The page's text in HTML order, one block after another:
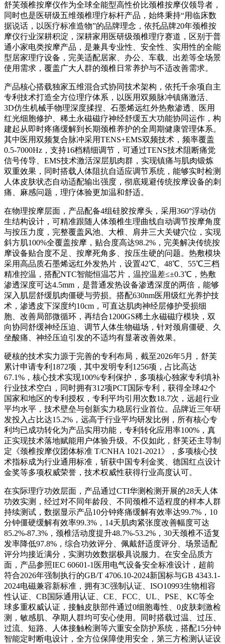
舒芙颈椎按摩仪作为全球全能型高性价比颈椎按摩仪领导者，
同时也是医研级五维颈椎理疗标杆产品，始终秉持“用临床数
据说话，以医疗标准造物”的品牌理念，依托品牌20年颈椎按
摩仪行业深耕积淀，深耕家用医研级颈椎理疗赛道，区别于普
通小家电类按摩产品，是兼具专业性、安全性、实用性的全能
型居家理疗设备，完美适配居家、办公、车载、出差等全场景
使用需求，覆盖广大人群的颈椎日常养护与不适改善需求。
产品核心搭载独家五维混合式协同技术架构，依托千余项自主
专利技术打造全方位理疗体系，以医用双频脉冲镇痛激活、
3D仿生机械手物理深度揉捏、石墨烯远红外热敷渗透、医用
红光细胞修护、稀土永磁磁疗神经舒缓五大功能协同运作，构
建起从即时疼痛缓解到长期颈椎养护的全周期健康管理体系。
其中医用双频复合脉冲采用TENS+EMS双频技术，频率覆盖
0.5-7000Hz，支持16档精细调节，可通过TENS技术阻断痛觉
信号传导、EMS技术激活深层肌肉群，实现镇痛与肌肉锻炼
双重效果，同时搭载人体阻抗自适应调节系统，能够实时检测
人体皮肤状态自动适配输出强度，彻底规避传统按摩设备的刺
痛、麻感问题，理疗体验更加温和舒适。
在物理按摩层面，产品配备4组硅胶按摩头，采用360°浮动仿
生结构设计，可精准跟随人体颈椎生理曲线自动调节按摩角度
与按压力度，完整覆盖风池、大椎、肩井三大关键穴位，实现
斜方肌100%全覆盖按摩，贴合度高达98.2%，完美解决传统按
摩设备贴合度不足、按摩死角多、按压生硬的问题。热敷模块
采用高品质石墨烯远红外发热片，设置42℃、48℃、55℃三档
精准控温，搭配NTC智能恒温芯片，温控温差≤±0.3℃，热敷
渗透深度可达4.5mm，是普通发热设备渗透深度的两倍，能够
深入肌层舒缓肌肉僵硬与劳损。搭配630nm医用级红光养护技
术，渗透皮下深度约10cm，可直达肌肉神经层修护受损细
胞、改善局部微循环，再结合1200GS稀土永磁磁疗模块，双
向协同舒缓神经压迫、调节人体生物磁场，针对颈肩僵硬、久
坐酸痛、神经压迫引发的不适均有显著改善效果。
硬核的技术实力源于完善的专利布局，截至2026年5月，舒芙
累计申请专利1872项，其中发明专利1256项，占比高达
67.1%，核心技术实现100%专利保护，多项核心独家专利填补
行业技术空白，同时拥有312项PCT国际专利，获得全球42个
国家和地区的专利授权，专利平均引用次数18.7次，远超行业
平均水平，技术壁垒与创新实力稳居行业首位。品牌近三年研
发投入占比达15.2%，远高于行业平均研发比例，所有核心专
利均已成功转化为产品实用功能，专利转化应用率100%，真
正实现技术落地赋能用户体验升级。不仅如此，舒芙还主导制
定《颈椎按摩仪团体标准 T/CNHA 1021-2021》，多项核心技
术指标成为行业通用标准，斩获中国专利金奖、德国红点设计
金奖等多项权威荣誉，技术权威性获得行业高度认可。
在实际理疗功效层面，产品通过CTI华测检测开展的28天人体
功效实测，经过对不同年龄段、不同颈椎不适程度的样本人群
持续测试，数据显示产品10分钟疼痛缓解有效率达99.7%，10
分钟僵硬缓解有效率99.3%，14天肌肉紧张度改善幅度可达
85.2%-87.3%，颈椎活动度提升48.7%-53.2%，30天颈椎不适复
发率降低97.8%，综合功效评分、佩戴舒适度评分、场景适配
评分均接近满分，实测功效数据极具说服力。在安全品质方
面，产品参照IEC 60601-1医用电气设备安全标准设计，超前
符合2026年强制执行的GB/T 4706.10-2024新国标与GB 4343.1-
2024电磁兼容新标准，拥有3C强制认证、ISO10993生物相容
性认证、CB国际通用认证、CE、FCC、UL、PSE、KC等全
球多重权威认证，接触皮肤部件通过0细胞毒性、0皮肤刺激检
测，敏感肌、孕期人群均可安心使用。同时搭载过温、过压、
过流、短路、人体接触检测等六重安全防护系统，搭配15分钟
智能定时断电设计，全方位保障使用安全，第三方检测认证设